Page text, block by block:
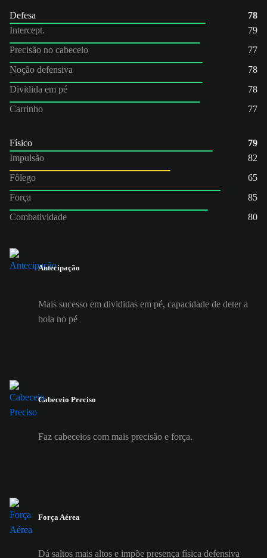
Defesa
78
Intercept.
79
Precisão no cabeceio
77
Noção defensiva
78
Dividida em pé
78
Carrinho
77
Físico
79
Impulsão
82
Fôlego
65
Força
85
Combatividade
80
Antecipação
Mais sucesso em divididas em pé, capacidade de deter a
bola no pé
Cabeceio Preciso
Faz cabeceios com mais precisão e força.
Força Aérea
Dá saltos mais altos e impõe presença física defensiva